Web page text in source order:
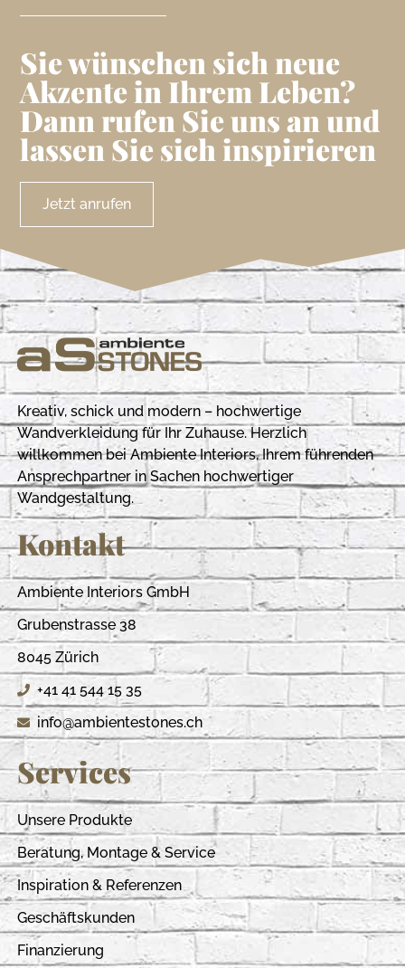
Sie wünschen sich neue
Akzente in Ihrem Leben?
Dann rufen Sie uns an und
lassen Sie sich inspirieren
Jetzt anrufen
Kreativ, schick und modern – hochwertige
Wandverkleidung für Ihr Zuhause. Herzlich
willkommen bei Ambiente Interiors, Ihrem führenden
Ansprechpartner in Sachen hochwertiger
Wandgestaltung.
Kontakt
Ambiente Interiors GmbH
Grubenstrasse 38
8045 Zürich
+41 41 544 15 35
info@ambientestones.ch
Services
Unsere Produkte
Beratung, Montage & Service
Inspiration & Referenzen
Geschäftskunden
Finanzierung